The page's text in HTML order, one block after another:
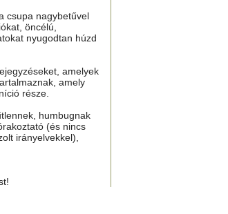
csupa nagybetűvel
öncélú,
nyugodtan húzd
amelyek
amely
része.
humbugnak
(és nincs
irányelvekkel),